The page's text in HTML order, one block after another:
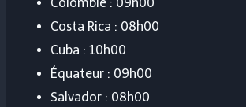
Colombie : 09h00
Costa Rica : 08h00
Cuba : 10h00
Équateur : 09h00
Salvador : 08h00